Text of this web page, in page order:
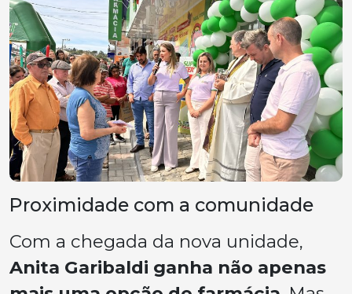
Proximidade com a comunidade
Com a chegada da nova unidade,
Anita Garibaldi ganha não apenas